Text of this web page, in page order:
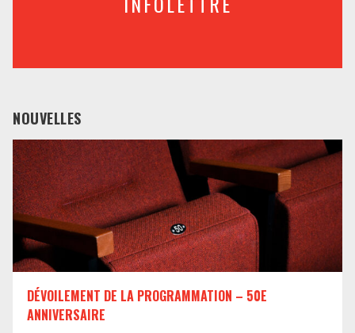
NOUVELLES
DÉVOILEMENT DE LA PROGRAMMATION – 50E
ANNIVERSAIRE